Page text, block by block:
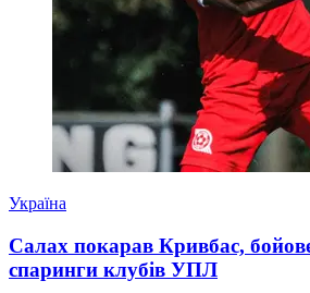
Україна
Салах покарав Кривбас,
спаринги клубів УПЛ